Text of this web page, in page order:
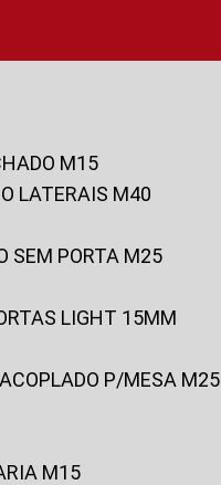
M15
LATERAIS M40
SEM PORTA M25
LIGHT 15MM
P/MESA M25
M15